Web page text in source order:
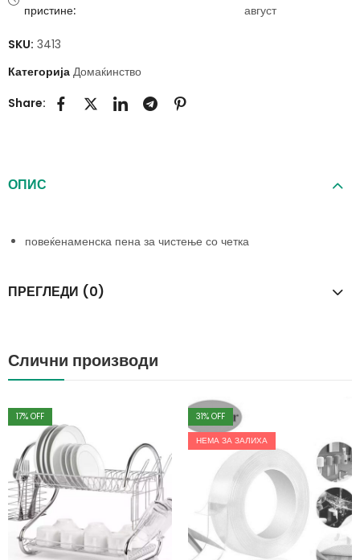
пристине:
август
SKU: 3413
Категорија Домаќинство
Share:
ОПИС
повеќенаменска пена за чистење со четка
ПРЕГЛЕДИ (0)
Слични производи
17% OFF 31% OFF
НЕМА ЗА ЗАЛИХА